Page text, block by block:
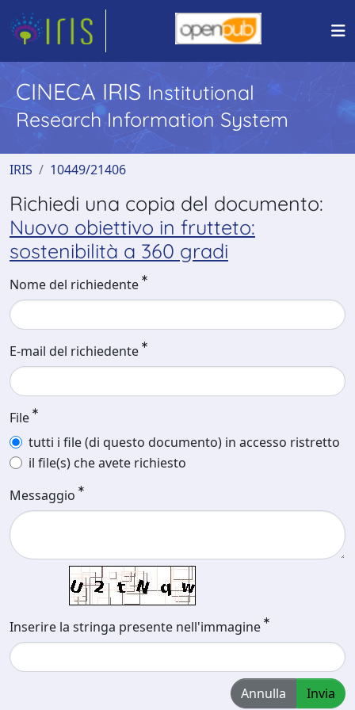
CINECA IRIS Institutional
Research Information System
IRIS 10449/21406
Richiedi una copia del documento:
Nuovo obiettivo in frutteto:
sostenibilità a 360 gradi
Nome del richiedente
E-mail del richiedente
File
tutti i file (di questo documento) in accesso ristretto
il file(s) che avete richiesto
Messaggio
Inserire la stringa presente nell'immagine
Annulla Invia